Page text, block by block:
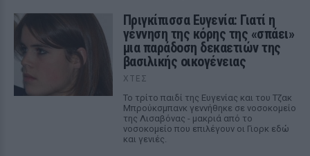
Πριγκίπισσα Ευγενία: Γιατί η
γέννηση της κόρης της «σπάει»
μια παράδοση δεκαετιών της
βασιλικής οικογένειας
ΧΤΕΣ
Το τρίτο παιδί της Ευγενίας και του Τζακ
Μπρούκσμπανκ γεννήθηκε σε νοσοκομείο
της Λισαβόνας - μακριά από το
νοσοκομείο που επιλέγουν οι Γιορκ εδώ
και γενιές.